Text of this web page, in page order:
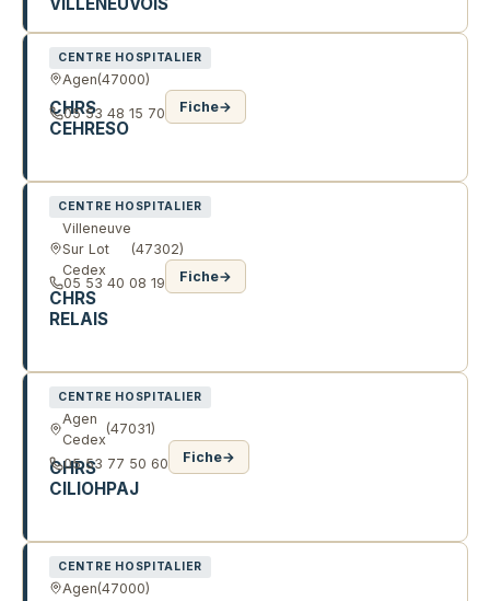
CENTRE HOSPITALIER
Agen(47000)
CHRS
CEHRESO
05 53 48 15 70 Fiche→
CENTRE HOSPITALIER
Villeneuve
Sur Lot
Cedex
(47302)
CHRS
RELAIS
05 53 40 08 19 Fiche→
CENTRE HOSPITALIER
Agen
Cedex
(47031)
CHRS
CILIOHPAJ
05 53 77 50 60 Fiche→
CENTRE HOSPITALIER
Agen(47000)